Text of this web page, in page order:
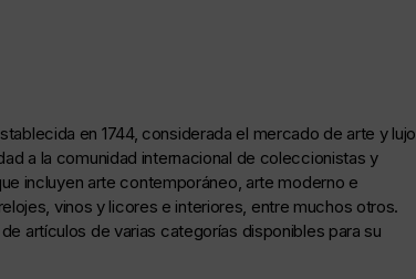
en 1744, considerada el mercado de arte y lujo
a la comunidad internacional de coleccionistas y
incluyen arte contemporáneo, arte moderno e
vinos y licores e interiores, entre muchos otros.
artículos de varias categorías disponibles para su